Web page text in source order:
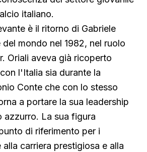
italiano.
è il ritorno di Gabriele
mondo nel 1982, nel ruolo
Oriali aveva già ricoperto
l'Italia sia durante la
Conte che con lo stesso
a portare la sua leadership
azzurro. La sua figura
di riferimento per i
carriera prestigiosa e alla